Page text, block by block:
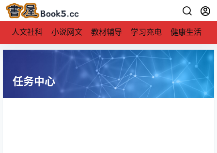
人文社科 小说网文 教材辅导 学习充电 健康生活
任务中心